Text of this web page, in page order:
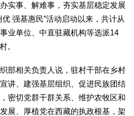
实事、解难事，夯实基层稳定发展
强基惠民”活动启动以来，共计从
业单位、中直驻藏机构等选派14
。
相关负责人说，驻村干部在乡村
讲、建强基层组织、促进民族团结
密切党群干群关系、维护农牧区和
展、厚植党在西藏的执政根基，架